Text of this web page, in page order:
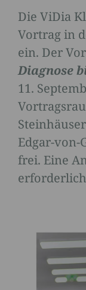
Die ViDia
Vortrag in
ein. Der
Diagnose
11.
Edgar-von-
frei. Eine